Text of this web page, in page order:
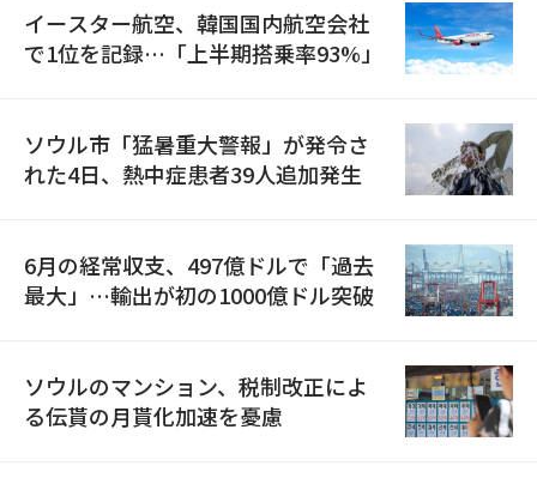
イースター航空、韓国国内航空会社
で1位を記録…「上半期搭乗率93%」
ソウル市「猛暑重大警報」が発令さ
れた4日、熱中症患者39人追加発生
6月の経常収支、497億ドルで「過去
最大」…輸出が初の1000億ドル突破
ソウルのマンション、税制改正によ
る伝貰の月貰化加速を憂慮